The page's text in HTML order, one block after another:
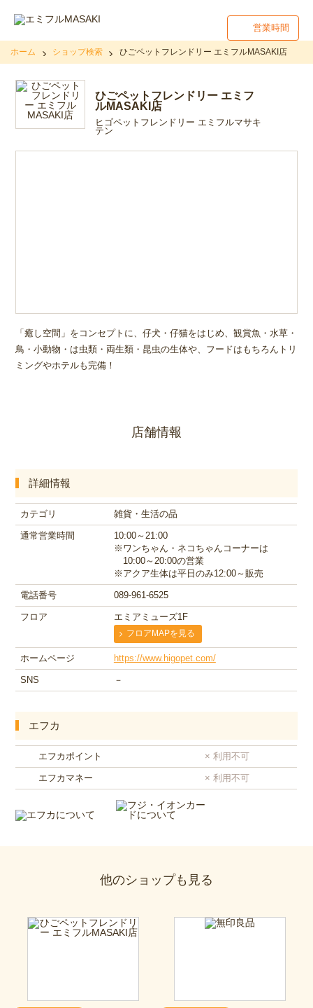
営業時間
ホーム ショップ検索 ひごペットフレンドリー エミフルMASAKI店
ひごペットフレンドリー エミフ
ルMASAKI店
ヒゴペットフレンドリー エミフルマサキ
テン
「癒し空間」をコンセプトに、仔犬・仔猫をはじめ、観賞魚・水草・
鳥・小動物・は虫類・両生類・昆虫の生体や、フードはもちろんトリ
ミングやホテルも完備！
店舗情報
詳細情報
カテゴリ 雑貨・生活の品
通常営業時間
10:00～21:00
※ワンちゃん・ネコちゃんコーナーは
10:00～20:00の営業
※アクア生体は平日のみ12:00～販売
電話番号 089-961-6525
フロア エミアミューズ1F
フロアMAPを見る
ホームページ https://www.higopet.com/
SNS －
エフカ
エフカポイント × 利用不可
エフカマネー × 利用不可
他のショップも見る